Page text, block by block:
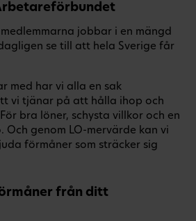
jobbar i en mängd
se till att hela Sverige får
med har vi alla en sak
vi tjänar på att hålla ihop och
bra löner, schysta villkor och en
genom LO-mervärde kan vi
förmåner som sträcker sig
från ditt